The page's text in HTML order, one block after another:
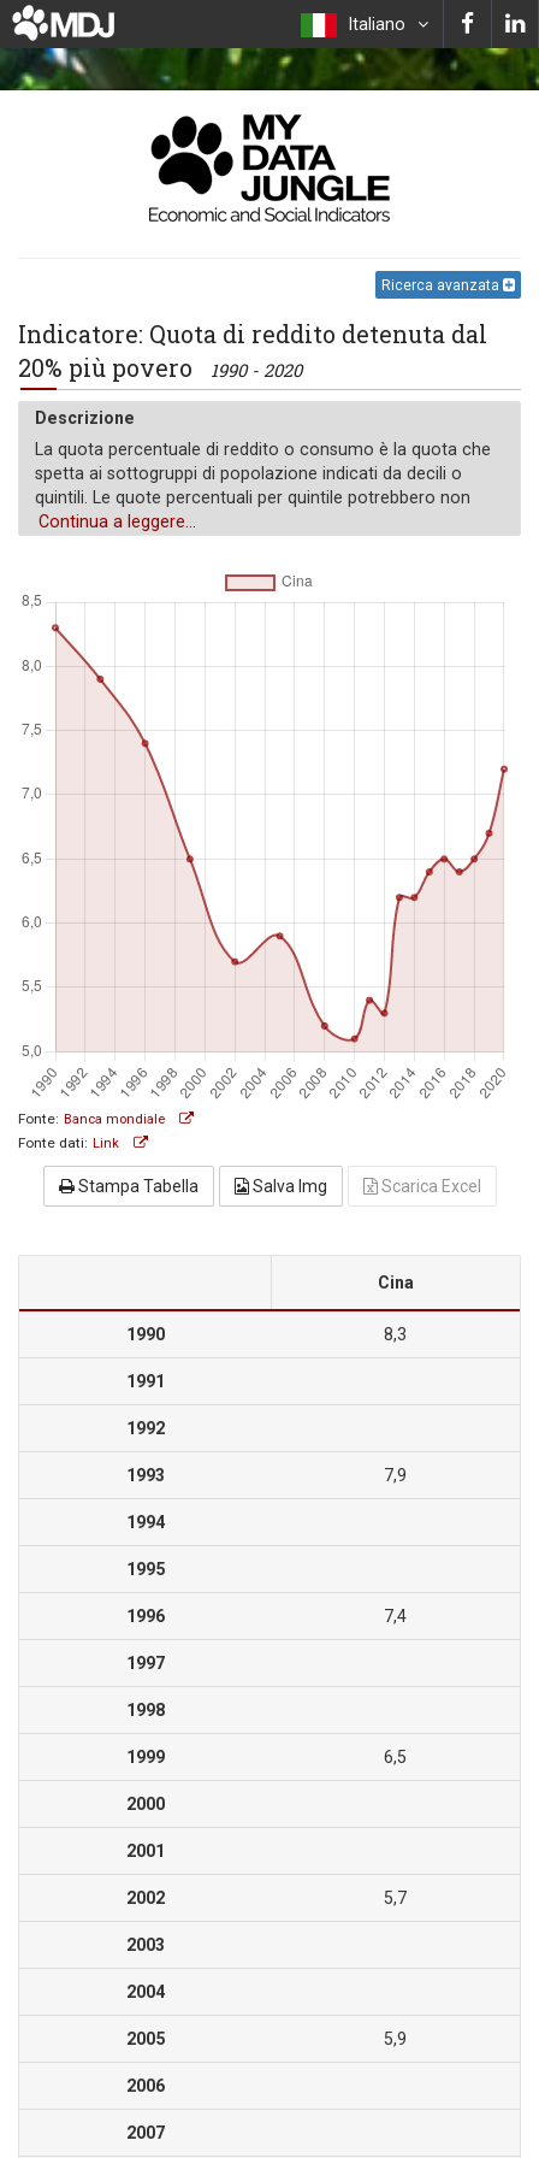
Italiano
Ricerca avanzata
Indicatore: Quota di reddito detenuta dal
20% più povero
1990 - 2020
Descrizione
La quota percentuale di reddito o consumo è la quota che
spetta ai sottogruppi di popolazione indicati da decili o
quintili. Le quote percentuali per quintile potrebbero non
essere pari a 100 a causa dell'arrotondamento.
Continua a leggere...
Fonte: Banca mondiale
Fonte dati: Link
Stampa Tabella Salva Img Scarica Excel
Cina
1990 8,3
1991
1992
1993 7,9
1994
1995
1996 7,4
1997
1998
1999 6,5
2000
2001
2002 5,7
2003
2004
2005 5,9
2006
2007